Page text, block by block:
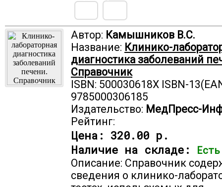
Автор: Камышников В.С.
Название: Клинико-
диагностика заболеваний
Справочник
ISBN: 500030618X ISBN-
9785000306185
Издательство: МедПресс-
Рейтинг:
Цена: 320.00 р.
Наличие на складе:
Описание: Справочник
сведения о клинико-